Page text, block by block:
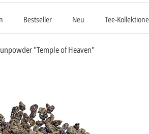
Bestseller Neu Tee-
"Temple of Heaven"